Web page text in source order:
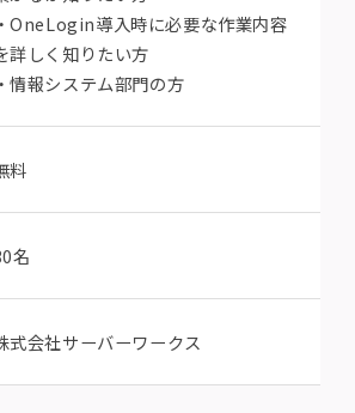
・OneLogin導入時に必要な作業内容
詳しく知りたい方
・情報システム部門の方
料
名
式会社サーバーワークス